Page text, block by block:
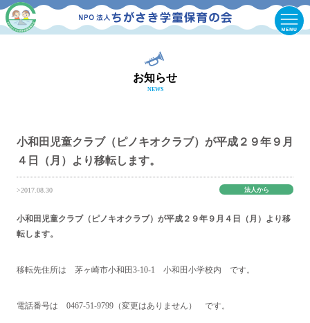
お知らせ
NEWS
小和田児童クラブ（ピノキオクラブ）が平成２９年９月
４日（月）より移転します。
>2017.08.30 法人から
小和田児童クラブ（ピノキオクラブ）が平成２９年９月４日（月）より移
転します。
移転先住所は 茅ヶ崎市小和田3-10-1 小和田小学校内 です。
電話番号は 0467-51-9799（変更はありません） です。